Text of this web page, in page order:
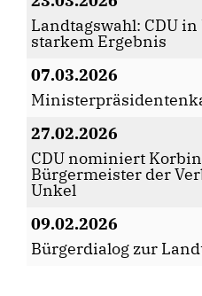
Landtagswahl: CDU
starkem Ergebnis
07.03.2026
27.02.2026
CDU nominiert
Bürgermeister der
Unkel
09.02.2026
Bürgerdialog zur